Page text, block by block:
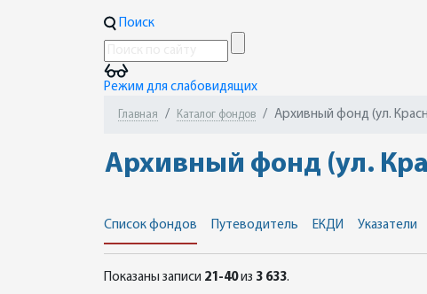
Поиск
Режим для слабовидящих
Главная Каталог фондов Архивный фонд (ул.
Архивный фонд (ул.
Список фондов Путеводитель ЕКДИ Указатели
Показаны записи 21-40из 3 633.